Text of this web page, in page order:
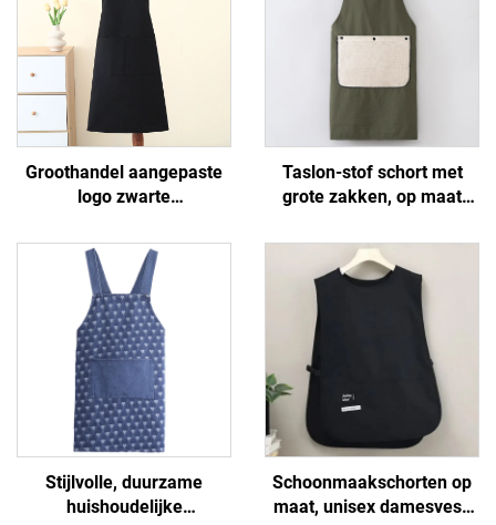
Groothandel aangepaste
logo zwarte
schorten -
katoen/polyester katoen,
ademend en koelend,
verstelbaar met zakken,
voor café, BBQ,
voedselverzorging en
schoonmaken
Taslon-stof schort met
grote zakken, op maat
en beschilderingen, op
maat gemaakt voor
volwassenen met
afneembare handdoek
Stijlvolle, duurzame
huishoudelijke
Schoonmaakschorten op
maat, unisex damesvest,